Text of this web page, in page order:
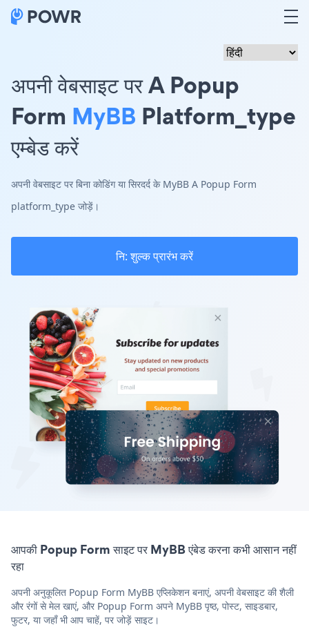
अपनी वेबसाइट पर A Popup
Form MyBB Platform_type
एम्बेड करें
अपनी वेबसाइट पर बिना कोडिंग या सिरदर्द के MyBB A Popup Form
platform_type जोड़ें।
नि: शुल्क प्रारंभ करें
आपकी Popup Form साइट पर MyBB एंबेड करना कभी आसान नहीं
रहा
अपनी अनुकूलित Popup Form MyBB एप्लिकेशन बनाएं, अपनी वेबसाइट की शैली
और रंगों से मेल खाएं, और Popup Form अपने MyBB पृष्ठ, पोस्ट, साइडबार,
फुटर, या जहाँ भी आप चाहें, पर जोड़ें साइट।